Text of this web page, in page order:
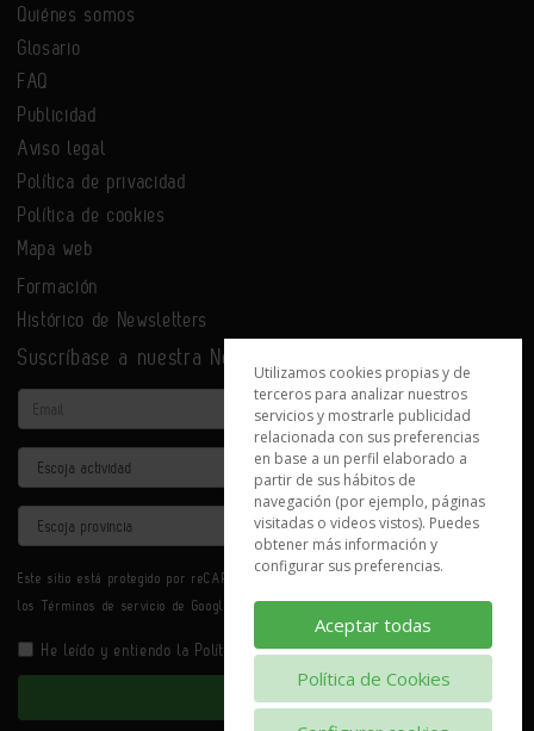
Quiénes somos
Glosario
FAQ
Publicidad
Aviso legal
Política de privacidad
Política de cookies
Mapa web
Formación
Histórico de Newsletters
Suscríbase a nuestra Newsletter
Email
Actividad
Provincia
Este sitio está protegido por reCAPTCHA y se aplican la
los Términos de servicio de Google.
He leído y entiendo la Política de Privacidad
Enviar
Utilizamos cookies propias y de
terceros para analizar nuestros
servicios y mostrarle publicidad
relacionada con sus preferencias
en base a un perfil elaborado a
partir de sus hábitos de
navegación (por ejemplo, páginas
visitadas o videos vistos). Puedes
obtener más información y
configurar sus preferencias.
Aceptar todas
Política de Cookies